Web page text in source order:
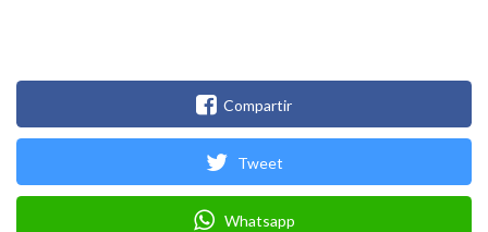
Compartir
Tweet
Whatsapp